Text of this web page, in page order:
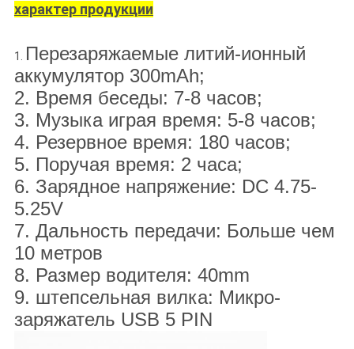
характер продукции
1. Перезаряжаемые литий-ионный
аккумулятор 300mAh;
2. Время беседы: 7-8 часов;
3. Музыка играя время: 5-8 часов;
4. Резервное время: 180 часов;
5. Поручая время: 2 часа;
6. Зарядное напряжение: DC 4.75-
5.25V
7. Дальность передачи: Больше чем
10 метров
8. Размер водителя: 40mm
9. штепсельная вилка: Микро-
заряжатель USB 5 PIN